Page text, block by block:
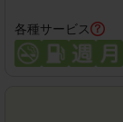
各種サービス